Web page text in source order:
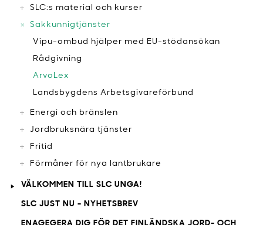
SLC:s material och kurser
Sakkunnigtjänster
Vipu-ombud hjälper med EU-stödansökan
Rådgivning
ArvoLex
​Landsbygdens Arbetsgivareförbund
Energi och bränslen
Jordbruksnära tjänster
Fritid
Förmåner för nya lantbrukare
VÄLKOMMEN TILL SLC UNGA!
SLC JUST NU - NYHETSBREV